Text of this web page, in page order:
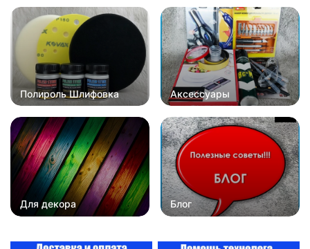
Полироль Шлифовка Аксессуары
Для декора Блог